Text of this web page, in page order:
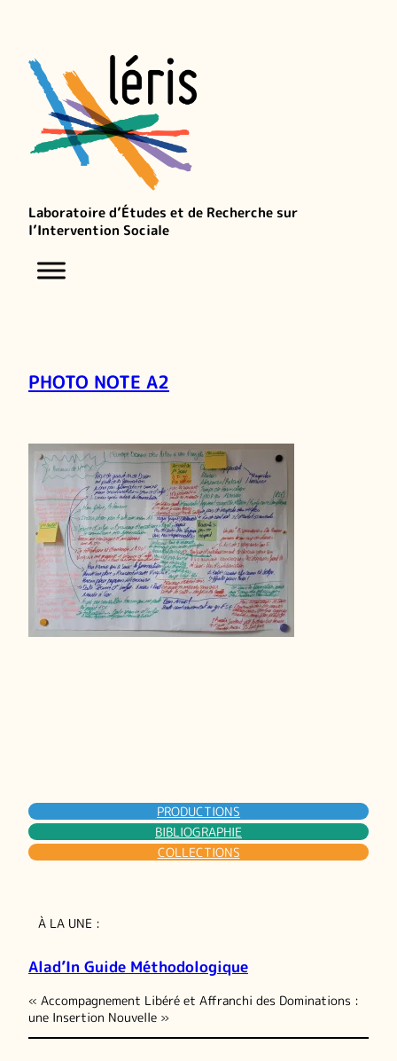
Laboratoire d’Études et de Recherche sur
l’Intervention Sociale
PHOTO NOTE A2
PRODUCTIONS
BIBLIOGRAPHIE
COLLECTIONS
À LA UNE :
Alad’In Guide Méthodologique
« Accompagnement Libéré et Affranchi des Dominations :
une Insertion Nouvelle »